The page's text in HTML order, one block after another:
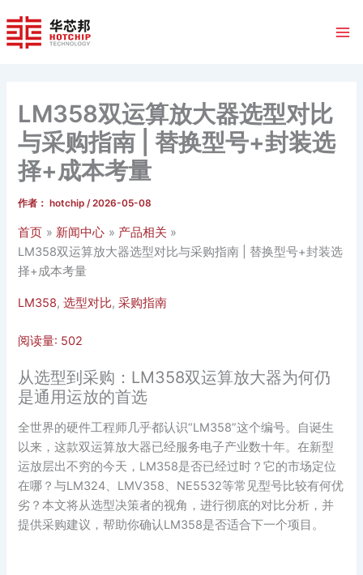
至
内
LM358双运算放大器选型对比
与采购指南 | 替换型号+封装选
择+成本考量
作者： hotchip/2026-05-08
首页 新闻中心
产品相关
LM358双运算放大器选型对比与采购指南 | 替换型号+封装选
择+成本考量
LM358,选型对比,采购指南
阅读量: 502
从选型到采购：LM358双运算放大器为何仍
是通用运放的首选
全世界的硬件工程师几乎都认识“LM358”这个编号。自诞生
以来，这款双运算放大器已经服务电子产业数十年。在新型
运放层出不穷的今天，LM358是否已经过时？它的市场定位
在哪？与LM324、LMV358、NE5532等常见型号比较有何优
劣？本文将从选型决策者的视角，进行彻底的对比分析，并
提供采购建议，帮助你确认LM358是否适合下一个项目。